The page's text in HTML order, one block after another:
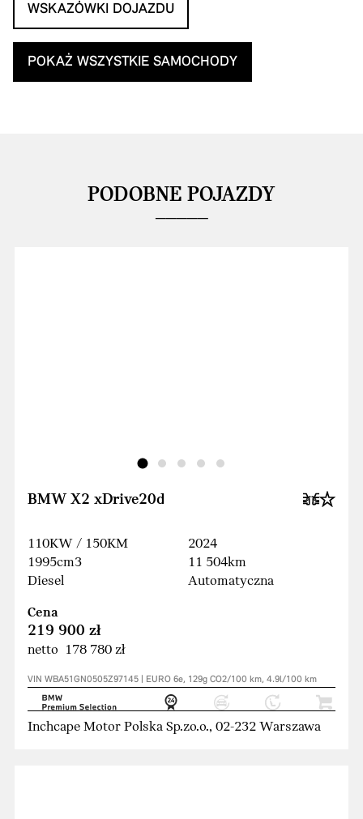
WSKAZÓWKI DOJAZDU
POKAŻ WSZYSTKIE SAMOCHODY
PODOBNE POJAZDY
BMW X2 xDrive20d
110KW / 150KM
1995cm3
Diesel
2024
11 504km
Automatyczna
Cena
219 900 zł
netto 178 780 zł
VIN WBA51GN0505Z97145 | EURO 6e, 129g CO2/100 km, 4.9l/100 km
Inchcape Motor Polska Sp.zo.o., 02-232 Warszawa